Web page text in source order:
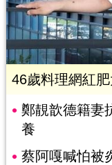
46歲料理網紅
鄭靚歆德籍
養
蔡阿嘎喊怕